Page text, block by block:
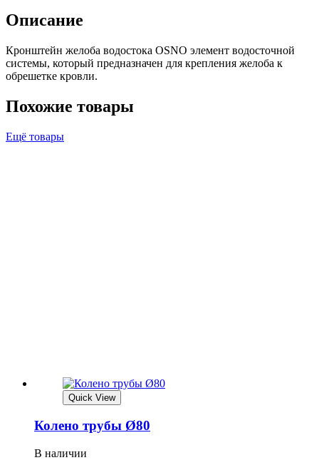
Описание
Кронштейн желоба водостока ОSNО элемент водосточной
системы, который предназначен для крепления желоба к
обрешетке кровли.
Похожие товары
Ещё товары
Quick View
Колено трубы Ø80
В наличии